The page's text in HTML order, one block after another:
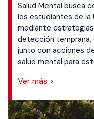
Salud Mental busca
los estudiantes de la
mediante
detección temprana,
junto con acciones
salud mental para
Ver más >